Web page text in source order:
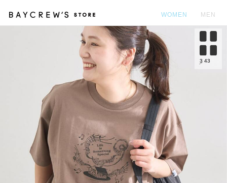
WOMEN MEN
3 43